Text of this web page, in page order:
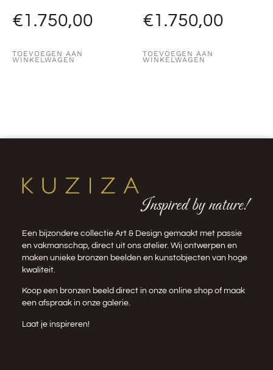
€1.750,00
TOEVOEGEN AAN
WINKELWAGEN
€1.750,00
TOEVOEGEN AAN
WINKELWAGEN
Inspired by nature!
Een bijzondere collectie Art & Design gemaakt met passie
en vakmanschap, direct uit ons atelier. Wij ontwerpen en
maken unieke bronzen beelden en kunstobjecten van hoge
kwaliteit.
Koop een bronzen beeld direct in onze online shopof maak
een afspraak in onze galerie.
Laat je inspireren!